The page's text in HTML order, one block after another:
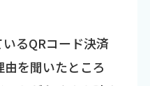
るQRコード決済
を聞いたところ